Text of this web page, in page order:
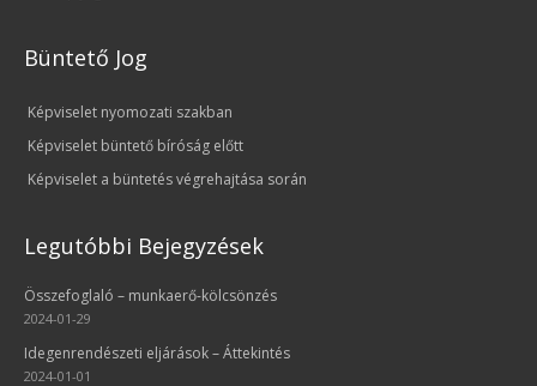
Büntető Jog
Képviselet nyomozati szakban
Képviselet büntető bíróság előtt
Képviselet a büntetés végrehajtása során
Legutóbbi Bejegyzések
Összefoglaló – munkaerő-kölcsönzés
2024-01-29
Idegenrendészeti eljárások – Áttekintés
2024-01-01